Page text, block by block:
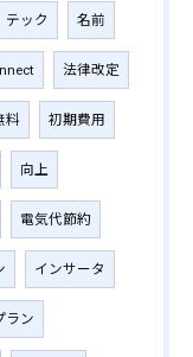
テック 名前
法律改定
料 初期費用
向上
電気代節約
インサータ
ラン